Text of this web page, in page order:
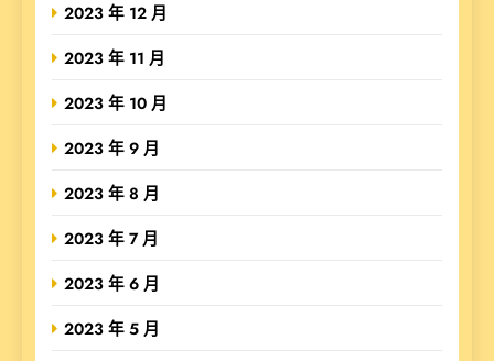
2023 年 12 月
2023 年 11 月
2023 年 10 月
2023 年 9 月
2023 年 8 月
2023 年 7 月
2023 年 6 月
2023 年 5 月